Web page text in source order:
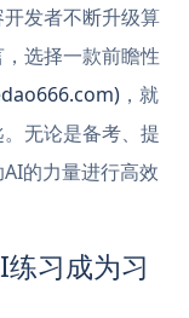
发者不断升级算
选择一款前瞻性
，就
无论是备考、提
的力量进行高效
习成为习